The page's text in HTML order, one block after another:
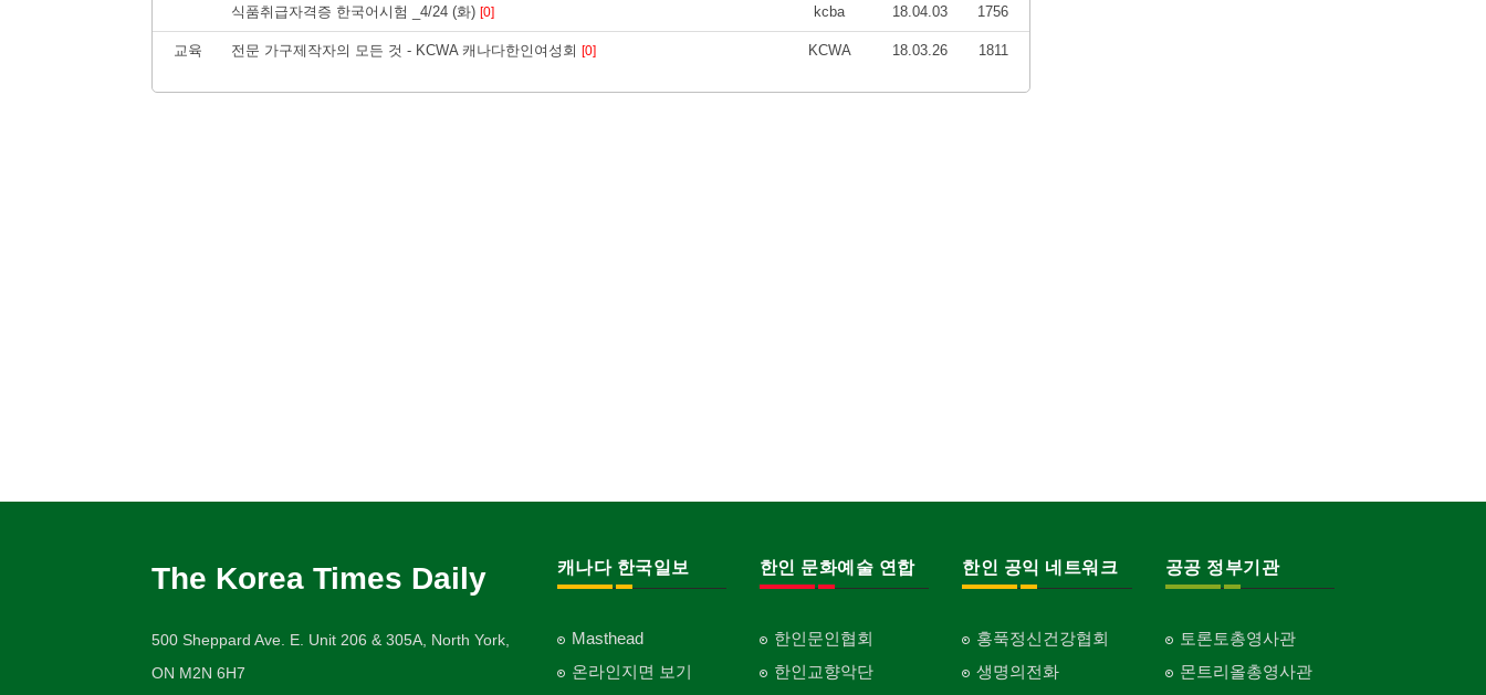
식품취급자격증 한국어시험 _4/24 (화) [0] kcba 18.04.03 1756
교육 전문 가구제작자의 모든 것 - KCWA 캐나다한인여성회 [0] KCWA 18.03.26 1811
The Korea Times Daily
500 Sheppard Ave. E. Unit 206 & 305A, North York,
ON M2N 6H7
캐나다 한국일보
Masthead
온라인지면 보기
한인 문화예술 연합
한인문인협회
한인교향악단
한인 공익 네트워크
홍푹정신건강협회
생명의전화
공공 정부기관
토론토총영사관
몬트리올총영사관